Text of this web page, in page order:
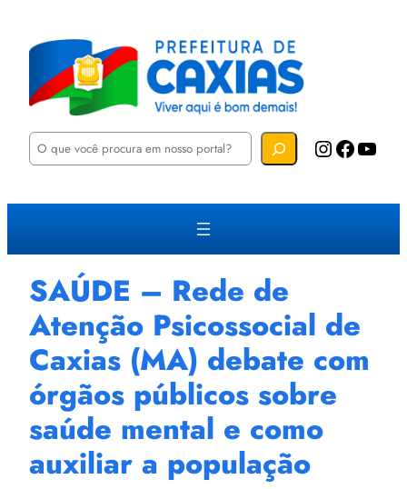
P
u
a
Instagram Facebook YouTube
SAÚDE – Rede de
Atenção Psicossocial de
Caxias (MA) debate com
órgãos públicos sobre
saúde mental e como
auxiliar a população